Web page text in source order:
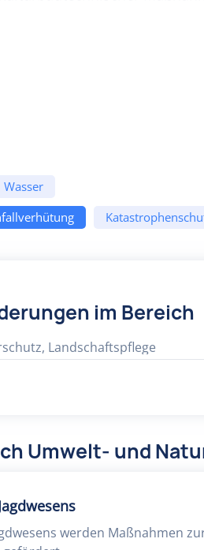
Wasser
im Bereich
Landschaftspflege
Umwelt- und
werden Maßnahmen